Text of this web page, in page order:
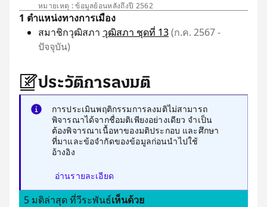
หมายเหตุ : ข้อมูลย้อนหลังถึงปี 2562
1 ตำแหน่งทางการเมือง
สมาชิกวุฒิสภา วุฒิสภา ชุดที่ 13(ก.ค. 2567 -
ปัจจุบัน)
ประวัติการลงมติ
การประเมินพฤติกรรมการลงมติไม่สามารถ
พิจารณาได้จากชื่อมติเพียงอย่างเดียว จำเป็น
ต้องพิจารณาเนื้อหาของมติประกอบ และศึกษา
ที่มาและข้อจำกัดของข้อมูลก่อนนำไปใช้
อ้างอิง
อ่านรายละเอียด
5 มติล่าสุด ที่วีระพันธ์เห็นด้วย